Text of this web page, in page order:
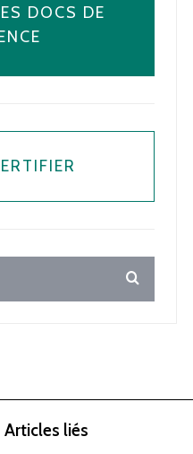
DOCS DE
Articles liés